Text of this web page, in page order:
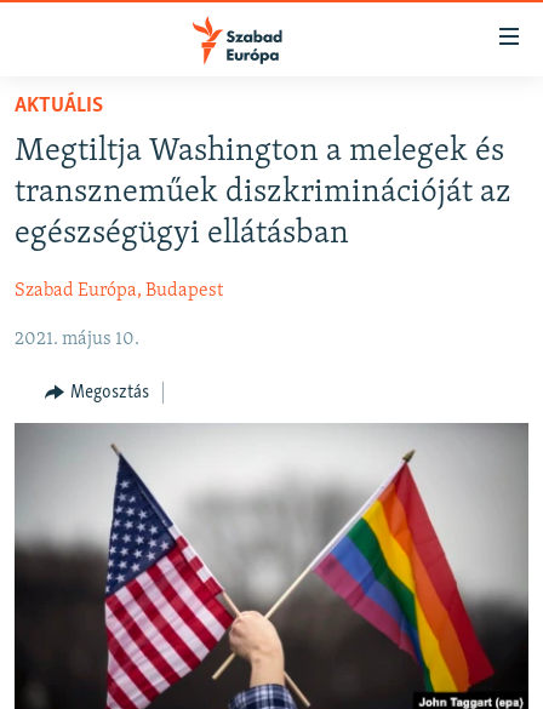
Akadálymentes
Ugrás
fő
oldalra
tartalomjegyzékre
NAPIRENDEN
AKTUÁLIS
PODCASTOK
ELEMZŐ
NER15
SZABADON
DEMOKRÁCIA
A PÉNZ NYOMÁBAN
EURÓPAI UNIÓ
KLÍMAVÁLTOZÁS
A MÚLT TANULSÁGAI
AKTUÁLIS
Megtiltja Washington a melegek és
transzneműek diszkriminációját az
egészségügyi ellátásban
Szabad Európa, Budapest
2021. május 10.
Megosztás
FELIRATKOZÁS
Spotify